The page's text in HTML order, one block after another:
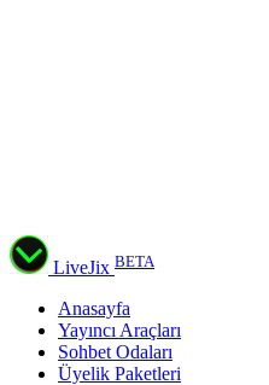
LiveJix BETA
Anasayfa
Yayıncı Araçları
Sohbet Odaları
Üyelik Paketleri